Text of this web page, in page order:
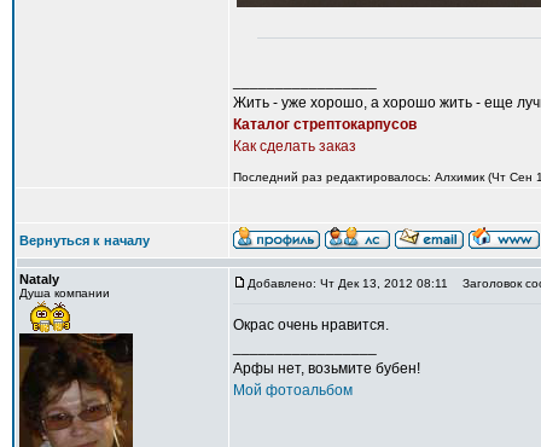
Жить - уже хорошо, а хорошо жить - еще
Каталог стрептокарпусов
Как сделать заказ
Последний раз редактировалось: Алхимик (Чт Сен
Вернуться к началу
Nataly
Душа компании
Добавлено: Чт Дек 13, 2012 08:11 Заголовок
Окрас очень нравится.
Арфы нет, возьмите бубен!
Мой фотоальбом